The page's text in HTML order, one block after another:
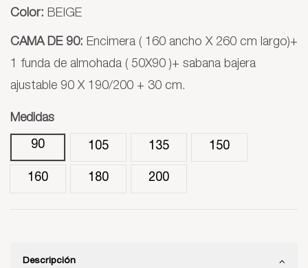
Color: BEIGE
CAMA DE 90: Encimera ( 160 ancho X 260 cm largo)+
1 funda de almohada ( 50X90 )+ sabana bajera
ajustable 90 X 190/200 + 30 cm.
Medidas
90 105 135 150
160 180 200
Descripción